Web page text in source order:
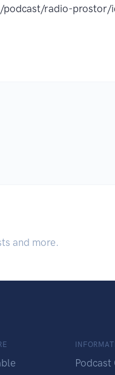
podcast/radio-
and more.
Podcast